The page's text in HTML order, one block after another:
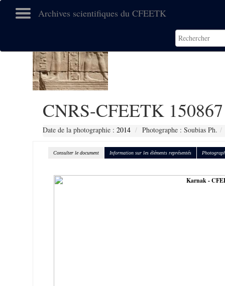
Archives scientifiques du CFEETK
CNRS-CFEETK 150867
Date de la photographie : 2014 Photographe : Soubias Ph.
Consulter le document Information sur les éléments représentés